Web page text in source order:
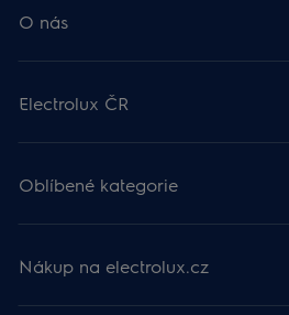
O nás
Electrolux ČR
Oblíbené kategorie
Nákup na electrolux.cz